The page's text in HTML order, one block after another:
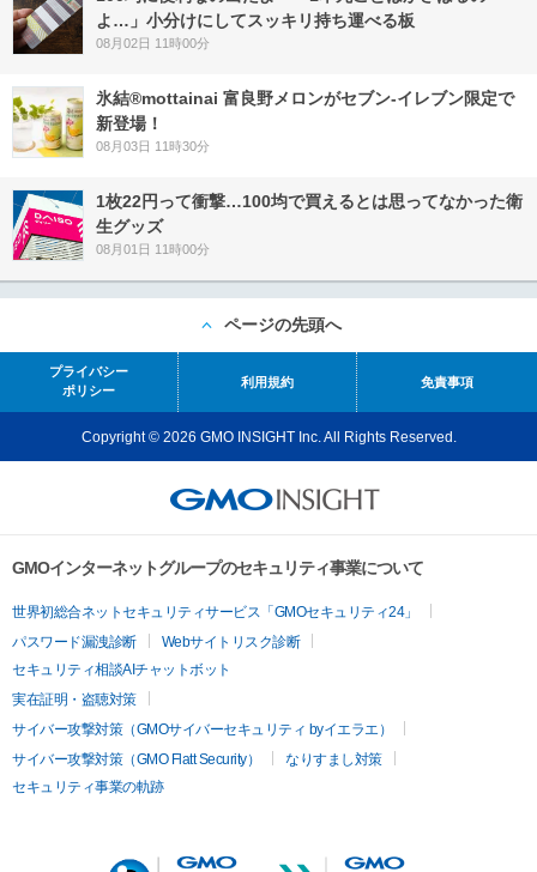
よ…」小分けにしてスッキリ持ち運べる板
08月02日 11時00分
氷結®mottainai 富良野メロンがセブン‐イレブン限定で
新登場！
08月03日 11時30分
1枚22円って衝撃…100均で買えるとは思ってなかった衛
生グッズ
08月01日 11時00分
ページの先頭へ
プライバシー
ポリシー
利用規約 免責事項
Copyright © 2026 GMO INSIGHT Inc. All Rights Reserved.
GMOインターネットグループのセキュリティ事業について
世界初総合ネットセキュリティサービス「GMOセキュリティ24」
パスワード漏洩診断
Webサイトリスク診断
セキュリティ相談AIチャットボット
実在証明・盗聴対策
サイバー攻撃対策（GMOサイバーセキュリティ byイエラエ）
サイバー攻撃対策（GMO Flatt Security）
なりすまし対策
セキュリティ事業の軌跡